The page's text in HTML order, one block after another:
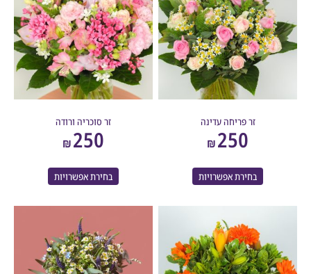
זר פריחה עדינה
₪
בחירת אפשרויות
זר סוכריה ורודה
₪
בחירת אפשרויות